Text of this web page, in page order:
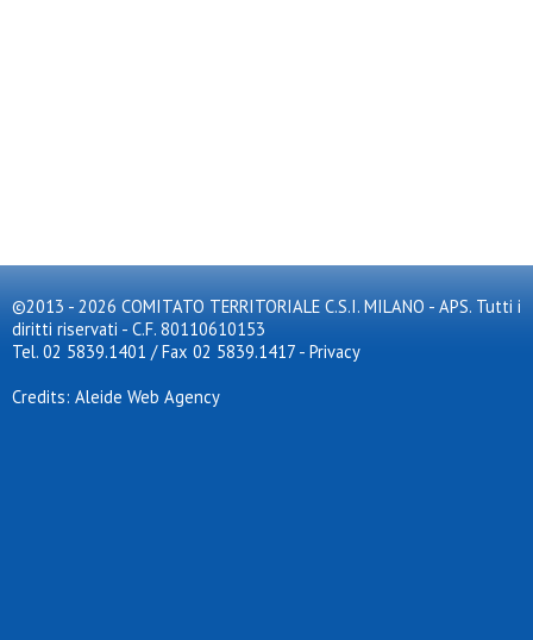
©2013 - 2026 COMITATO TERRITORIALE C.S.I. MILANO - APS. Tutti i
diritti riservati - C.F. 80110610153
Tel. 02 5839.1401 / Fax 02 5839.1417 - Privacy
Credits: Aleide Web Agency